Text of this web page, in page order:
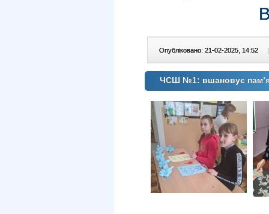
Опубліковано: 21-02-2025, 14:52 |
ЧСШ №1: вшановує